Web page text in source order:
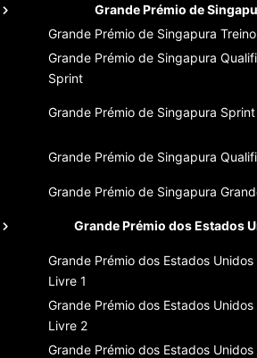
Grande Prémio de
Grande Prémio de Singapura
Grande Prémio de Singapura
Sprint
Grande Prémio de Singapura Sprint
Grande Prémio de Singapura
Grande Prémio de Singapura
Grande Prémio dos Estados
Grande Prémio dos Estados Unidos
Livre 1
Grande Prémio dos Estados Unidos
Livre 2
Grande Prémio dos Estados Unidos